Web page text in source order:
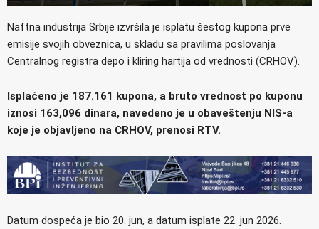
Naftna industrija Srbije izvršila je isplatu šestog kupona prve
emisije svojih obveznica, u skladu sa pravilima poslovanja
Centralnog registra depo i kliring hartija od vrednosti (CRHOV).
Isplaćeno je 187.161 kupona, a bruto vrednost po kuponu
iznosi 163,096 dinara, navedeno je u obaveštenju NIS-a
koje je objavljeno na CRHOV, prenosi RTV.
Datum dospeća je bio 20. jun, a datum isplate 22. jun 2026.